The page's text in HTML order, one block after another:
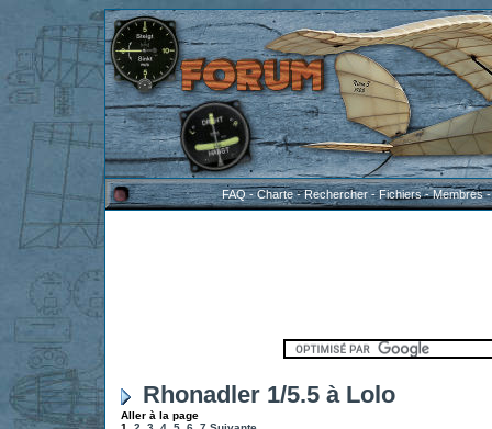
FAQ-Charte-Rechercher-Fichiers-Membres
Rhonadler 1/5.5 à Lolo
Aller à la page